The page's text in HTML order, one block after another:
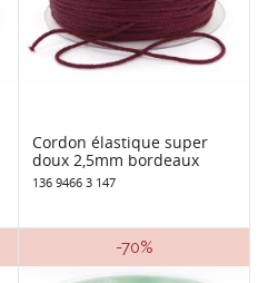
Cordon élastique super
doux 2,5mm bordeaux
136 9466 3 147
-70%